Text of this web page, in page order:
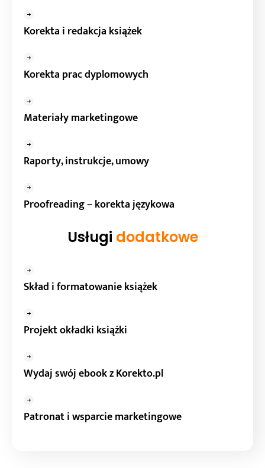
Korekta i redakcja książek
Korekta prac dyplomowych
Materiały marketingowe
Raporty, instrukcje, umowy
Proofreading – korekta językowa
Usługi dodatkowe
Skład i formatowanie książek
Projekt okładki książki
Wydaj swój ebook z Korekto.pl
Patronat i wsparcie marketingowe